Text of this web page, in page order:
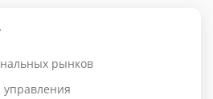
рынков
управления